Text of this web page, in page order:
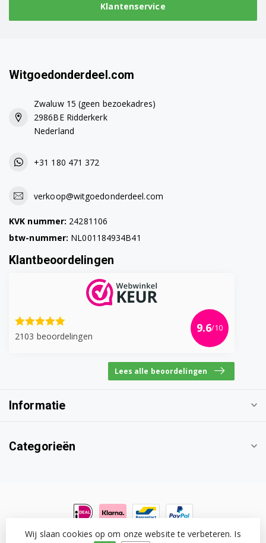
Klantenservice
Witgoedonderdeel.com
Zwaluw 15 (geen bezoekadres)
2986BE Ridderkerk
Nederland
+31 180 471 372
verkoop@witgoedonderdeel.com
KVK nummer: 24281106
btw-nummer: NL001184934B41
Klantbeoordelingen
2103 beoordelingen
9.6/10
Lees alle beoordelingen
Informatie
Categorieën
© Copyright 2026 Witgoedonderdeel.com- Powered by
Wij slaan cookies op om onze website te verbeteren. Is